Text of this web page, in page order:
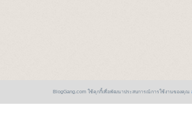
BlogGang.com ใช้คุกกี้เพื่อพัฒนาประสบการณ์การใช้งานของคุณ